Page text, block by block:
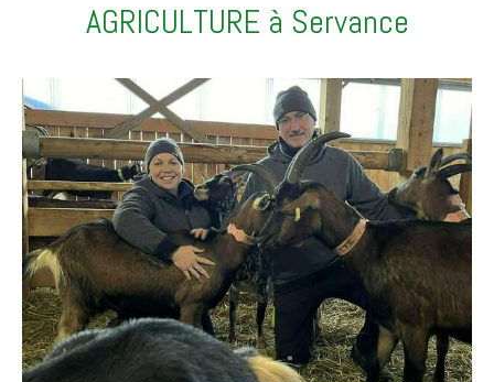
AGRICULTURE à Servance